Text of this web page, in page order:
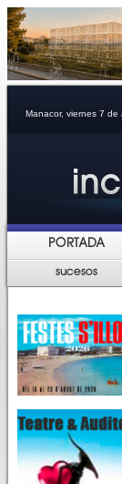
Manacor, viernes 7 de